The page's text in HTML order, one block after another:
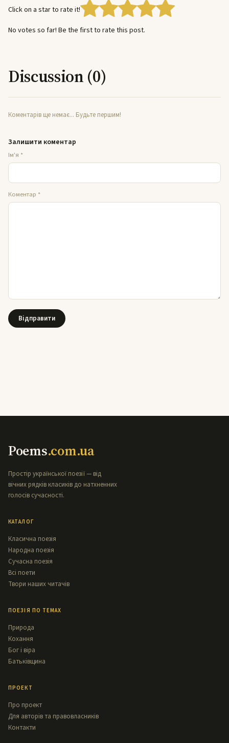
Click on a star to rate it!
No votes so far! Be the first to rate this post.
Discussion (0)
Коментарів ще немає... Будьте першим!
Залишити коментар
Ім'я *
Коментар *
Poems.com.ua
Простір української поезії — від
вічних рядків класиків до натхненних
голосів сучасності.
КАТАЛОГ
Класична поезія
Народна поезія
Сучасна поезія
Всі поети
Твори наших читачів
ПОЕЗІЯ ПО ТЕМАХ
Природа
Кохання
Бог і віра
Батьківщина
ПРОЕКТ
Про проект
Для авторів та правовласників
Контакти